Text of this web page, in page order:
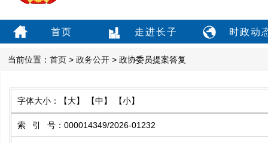
首页 走进长子 时政动
当前位置： 首页 > 政务公开 > 政协委员提案答复
字体大小： 【大】 【中】 【小】
索引号 ： 000014349/2026-01232